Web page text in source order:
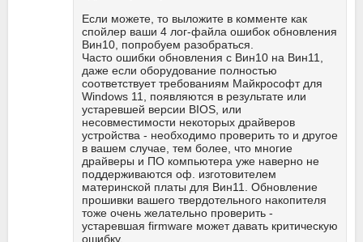
Если можете, то выложите в комменте как
спойлер ваши 4 лог-файла ошибок обновления
Вин10, попробуем разобраться.
Часто ошибки обновления с Вин10 на Вин11,
даже если оборудование полностью
соответствует требованиям Майкрософт для
Windows 11, появляются в результате или
устаревшей версии BIOS, или
несовместимости некоторых драйверов
устройства - необходимо проверить то и другое
в вашем случае, тем более, что многие
драйверы и ПО компьютера уже наверно не
поддерживаются оф. изготовителем
материнской платы для Вин11. Обновление
прошивки вашего твердотельного накопителя
тоже очень желательно проверить -
устаревшая firmware может давать критическую
ошибку.